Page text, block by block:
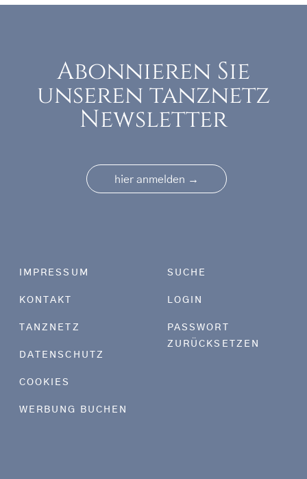
Abonnieren Sie
unseren tanznetz
Newsletter
hier anmelden →
Footer menu
IMPRESSUM
KONTAKT
TANZNETZ
DATENSCHUTZ
COOKIES
WERBUNG BUCHEN
SUCHE
LOGIN
PASSWORT
ZURÜCKSETZEN